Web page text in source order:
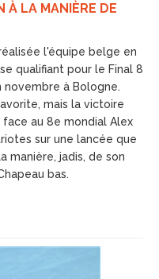
À LA MANIÈRE DE
l'équipe belge en
qualifiant pour le Final 8
novembre à Bologne.
mais la victoire
au 8e mondial Alex
sur une lancée que
manière, jadis, de son
bas.